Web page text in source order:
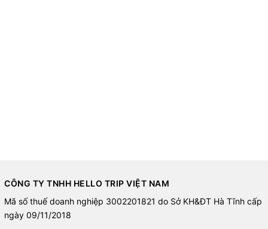
CÔNG TY TNHH HELLO TRIP VIỆT NAM
Mã số thuế doanh nghiệp 3002201821 do Sở KH&ĐT Hà Tĩnh cấp
ngày 09/11/2018